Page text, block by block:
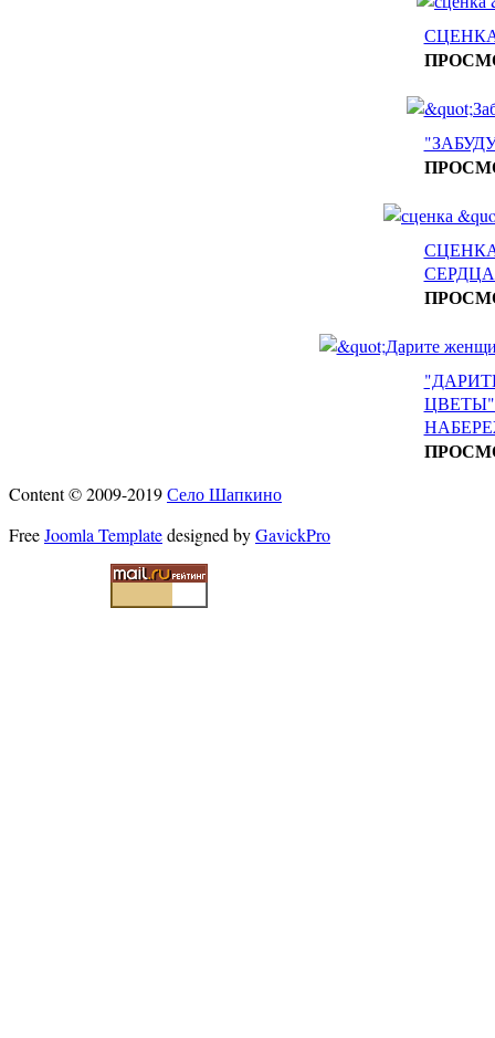
Content © 2009-2019Село Шапкино
FreeJoomla Templatedesigned byGavickPro